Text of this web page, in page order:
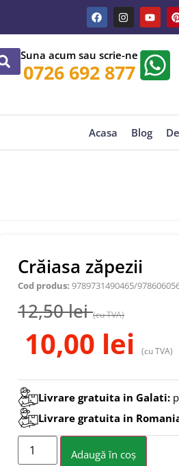
Suna acum sau scrie-ne
0726 692 877
Acasa Blog
Crăiasa zăpezii
Cod produs: 9789731490465/
12,50lei (cu TVA)
10,00 lei (cu TVA)
Livrare gratuita in Galati:
Livrare gratuita in
Adaugă în coș